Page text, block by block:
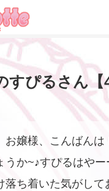
すぴるさん【
お嬢様、こんばんは
うか~♪すぴるはや
落ち着いた気がして